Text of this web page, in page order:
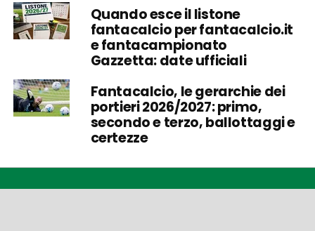
Quando esce il listone
fantacalcio per fantacalcio.it
e fantacampionato
Gazzetta: date ufficiali
Fantacalcio, le gerarchie dei
portieri 2026/2027: primo,
secondo e terzo, ballottaggi e
certezze